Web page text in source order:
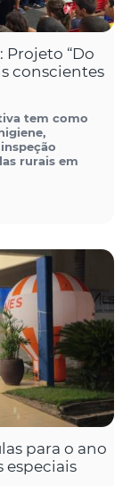
Projeto “Do
conscientes
tem como
rurais em
para o ano
especiais